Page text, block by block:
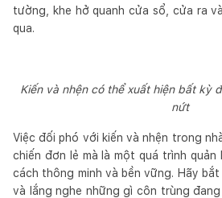
tường, khe hở quanh cửa sổ, cửa ra
qua.
Kiến và nhện có thể xuất hiện bất kỳ
nứt
Việc đối phó với kiến và nhện trong
chiến đơn lẻ mà là một quá trình
cách thông minh và bền vững. Hãy
và lắng nghe những gì côn trùng